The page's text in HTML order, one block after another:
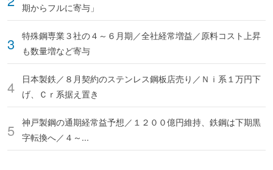
期からフルに寄与」
特殊鋼専業３社の４～６月期／全社経常増益／原料コスト上昇
も数量増など寄与
日本製鉄／８月契約のステンレス鋼板店売り／Ｎｉ系１万円下
げ、Ｃｒ系据え置き
神戸製鋼の通期経常益予想／１２００億円維持、鉄鋼は下期黒
字転換へ／４～...